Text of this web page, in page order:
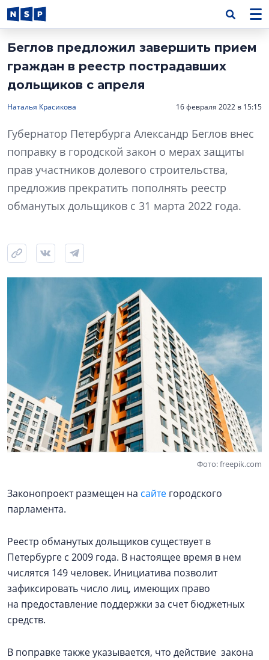
Беглов предложил завершить прием
граждан в реестр пострадавших
дольщиков с апреля
Наталья Красикова 16 февраля 2022 в 15:15
Губернатор Петербурга Александр Беглов внес
поправку в городской закон о мерах защиты
прав участников долевого строительства,
предложив прекратить пополнять реестр
обманутых дольщиков с 31 марта 2022 года.
Фото: freepik.com
Законопроект размещен на сайте городского
парламента.
Реестр обманутых дольщиков существует в
Петербурге с 2009 года. В настоящее время в нем
числятся 149 человек. Инициатива позволит
зафиксировать число лиц, имеющих право
на предоставление поддержки за счет бюджетных
средств.
В поправке также указывается, что действие закона